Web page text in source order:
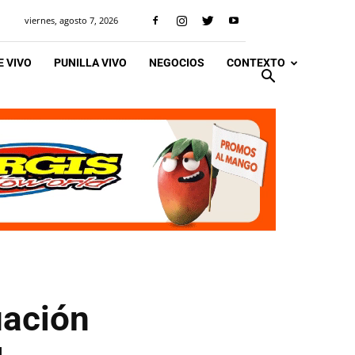
viernes, agosto 7, 2026
VIVO PUNILLA VIVO NEGOCIOS CONTEXTO